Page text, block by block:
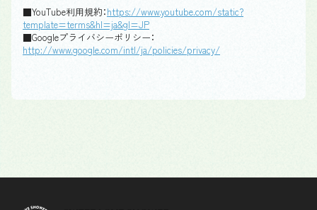
■YouTube利用規約：https://www.youtube.com/static?
template=terms&hl=ja&gl=JP
■Googleプライバシーポリシー：
http://www.google.com/intl/ja/policies/privacy/